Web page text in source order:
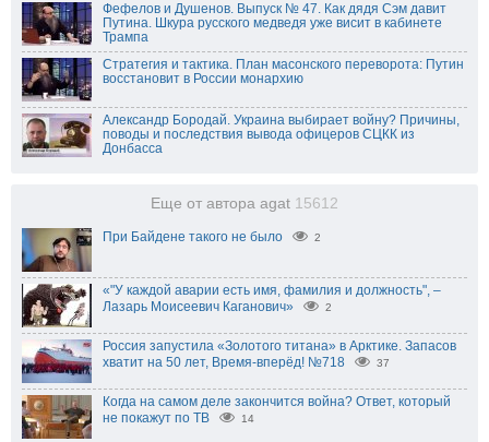
Фефелов и Душенов. Выпуск № 47. Как дядя Сэм давит
Путина. Шкура русского медведя уже висит в кабинете
Трампа
Стратегия и тактика. План масонского переворота: Путин
восстановит в России монархию
Александр Бородай. Украина выбирает войну? Причины,
поводы и последствия вывода офицеров СЦКК из
Донбасса
Еще от автора agat 15612
При Байдене такого не было 2
«"У каждой аварии есть имя, фамилия и должность", –
Лазарь Моисеевич Каганович»
2
Россия запустила «Золотого титана» в Арктике. Запасов
хватит на 50 лет, Время-вперёд! №718
37
Когда на самом деле закончится война? Ответ, который
не покажут по ТВ
14